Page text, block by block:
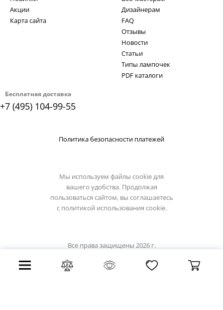
Бесплатная доставка
+7 (495) 104-99-55
Акции
Карта сайта
Дизайнерам
FAQ
Отзывы
Новости
Статьи
Типы лампочек
PDF каталоги
Политика безопасности платежей
Мы используем файлы cookie для
вашего удобства. Продолжая
пользоваться сайтом, вы соглашаетесь
с политикой использования cookie.
Все права защищены 2026 г.